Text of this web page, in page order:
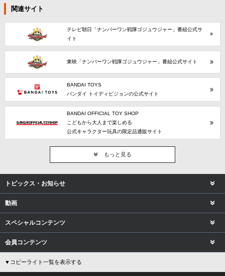
関連サイト
テレビ朝日「ナンバーワン戦隊ゴジュウジャー」番組公式サ
イト
東映「ナンバーワン戦隊ゴジュウジャー」番組公式サイト
BANDAI TOYS
バンダイ トイディビジョンの公式サイト
BANDAI OFFICIAL TOY SHOP
こどもから大人まで楽しめる
公式キャラクター玩具の限定品通販サイト
もっと見る
トピックス・お知らせ
動画
スペシャルコンテンツ
会員コンテンツ
▼コピーライト一覧を表示する